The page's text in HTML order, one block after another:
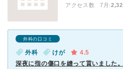
アクセス数 7月:
外科の口コミ
外科 けが
4.5
深夜に指の傷口を縫って貰いました。